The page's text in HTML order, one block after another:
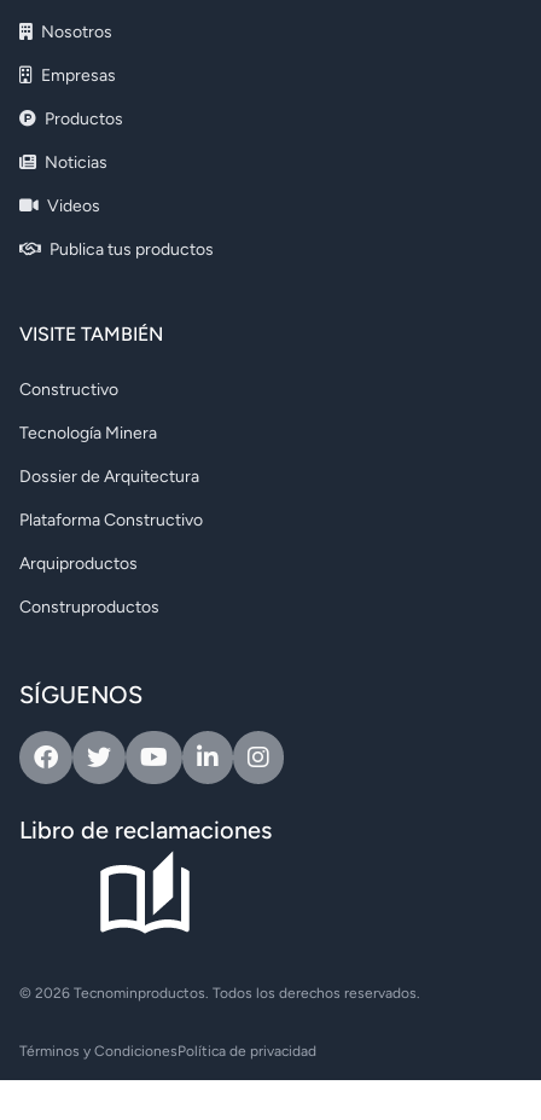
Nosotros
Empresas
Productos
Noticias
Videos
Publica tus productos
VISITE TAMBIÉN
Constructivo
Tecnología Minera
Dossier de Arquitectura
Plataforma Constructivo
Arquiproductos
Construproductos
SÍGUENOS
FacebookTwitterYoutubeLinkedinInstagram
Libro de reclamaciones
© 2026 Tecnominproductos. Todos los derechos reservados.
Términos y CondicionesPolítica de privacidad